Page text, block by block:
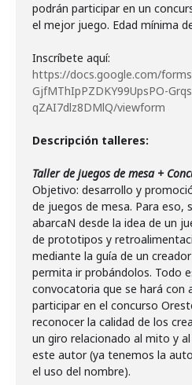
podrán participar en un
el mejor juego. Edad mínima
Inscríbete aquí:
https://docs.google.com/
GjfMThIpPZDKY99UpsPO-
qZAI7dlz8DMlQ/viewform
Descripción talleres:
Taller de juegos de mesa +
Objetivo: desarrollo y
de juegos de mesa. Para eso,
abarcaN desde la idea de un
de prototipos y
mediante la guía de un
permita ir probándolos. Todo
convocatoria que se hará con
participar en el concurso
reconocer la calidad de los
un giro relacionado al mito y
este autor (ya tenemos la
el uso del nombre).